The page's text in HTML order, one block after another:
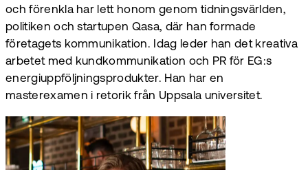
och förenkla har lett honom genom tidningsvärlden,
politiken och startupen Qasa, där han formade
företagets kommunikation. Idag leder han det kreativa
arbetet med kundkommunikation och PR för EG:s
energiuppföljningsprodukter. Han har en
masterexamen i retorik från Uppsala universitet.